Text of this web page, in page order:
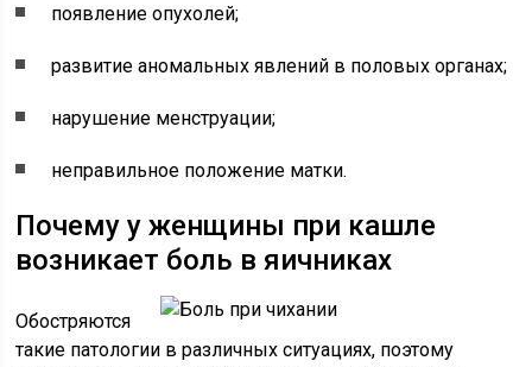
появление опухолей;
развитие аномальных явлений в половых органах;
нарушение менструации;
неправильное положение матки.
Почему у женщины при кашле
возникает боль в яичниках
Обостряются
такие патологии в различных ситуациях, поэтому